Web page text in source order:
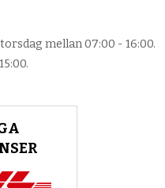
mellan 07:00 - 16:00.